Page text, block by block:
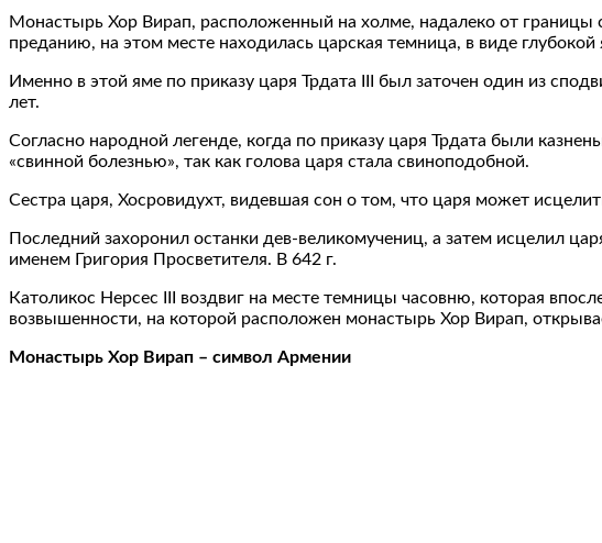
Монастырь Хор Вирап, расположенный на холме, надалеко от границы
преданию, на этом месте находилась царская темница, в виде
Именно в этой яме по приказу царя Трдата III был заточен один из
лет.
Согласно народной легенде, когда по приказу царя Трдата были
«свинной болезнью», так как голова царя стала свиноподобной.
Сестра царя, Хосровидухт, видевшая сон о том, что царя может
Последний захоронил останки дев-великомучениц, а затем исцелил
именем Григория Просветителя. В 642 г.
Католикос Нерсес III воздвиг на месте темницы часовню, которая
возвышенности, на которой расположен монастырь Хор Вирап,
Монастырь Хор Вирап – символ Армении